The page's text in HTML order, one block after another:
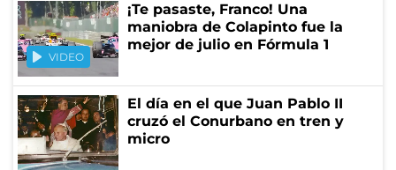
VIDEO
¡Te pasaste, Franco! Una
maniobra de Colapinto fue la
mejor de julio en Fórmula 1
El día en el que Juan Pablo II
cruzó el Conurbano en tren y
micro